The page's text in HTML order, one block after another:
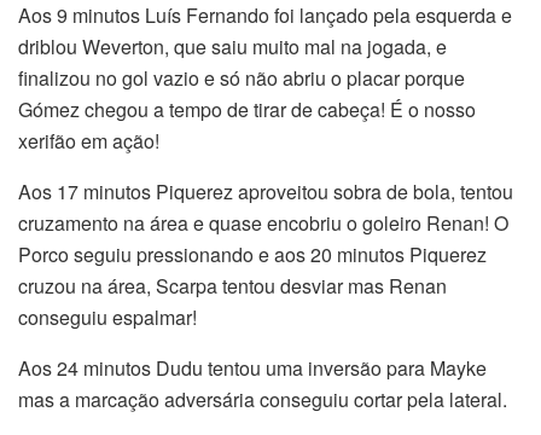
Aos 9 minutos Luís Fernando foi lançado pela esquerda e
driblou Weverton, que saiu muito mal na jogada, e
finalizou no gol vazio e só não abriu o placar porque
Gómez chegou a tempo de tirar de cabeça! É o nosso
xerifão em ação!
Aos 17 minutos Piquerez aproveitou sobra de bola, tentou
cruzamento na área e quase encobriu o goleiro Renan! O
Porco seguiu pressionando e aos 20 minutos Piquerez
cruzou na área, Scarpa tentou desviar mas Renan
conseguiu espalmar!
Aos 24 minutos Dudu tentou uma inversão para Mayke
mas a marcação adversária conseguiu cortar pela lateral.